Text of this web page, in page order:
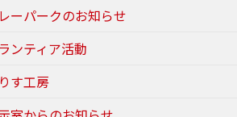
ーパークのお知らせ
ンティア活動
す工房